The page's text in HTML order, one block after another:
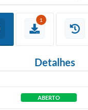
1
Detalhes
ABERTO